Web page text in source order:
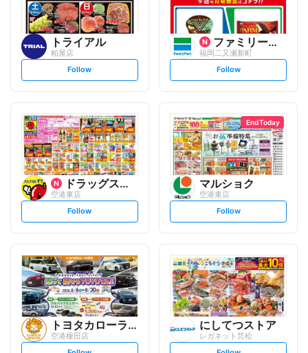
トライアル
粕屋店
s
t
l
o
w
Follow
ファミリーマート
福岡二又瀬新町
s
t
o
w
Follow
ドラッグストアモリ
空港東店
s
t
l
o
w
Follow
End Today
マルショク
空港東店
s
t
l
o
w
Follow
トヨタカローラ博多
空港榎田店
にしてつストア
レガネット筥松